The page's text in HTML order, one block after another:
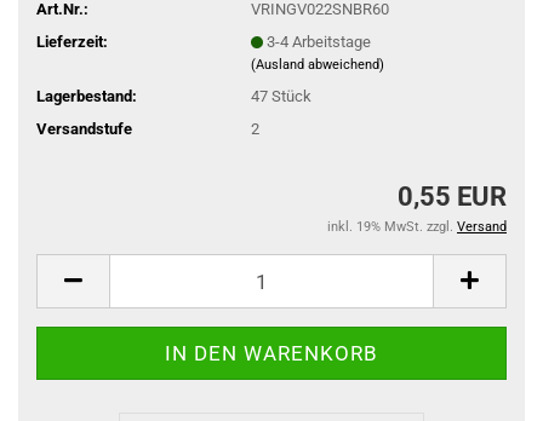
Art.Nr.:
VRINGV022SNBR60
Lieferzeit:
3-4 Arbeitstage
(Ausland abweichend)
Lagerbestand: 47 Stück
Versandstufe
2
0,55 EUR
inkl. 19% MwSt. zzgl. Versand